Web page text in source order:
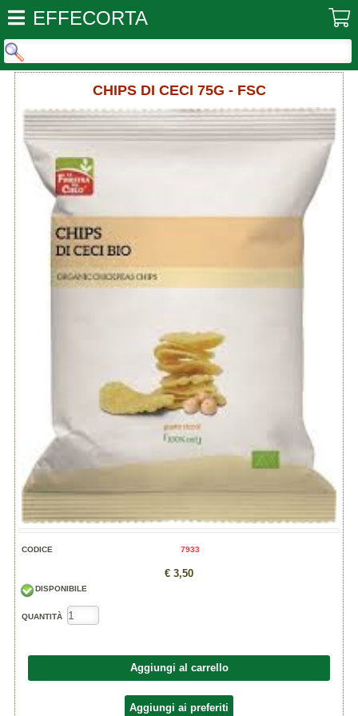
EFFECORTA
CHIPS DI CECI 75G - FSC
CODICE 7933
€ 3,50
DISPONIBILE
QUANTITÀ
Aggiungi al carrello
Aggiungi ai preferiti